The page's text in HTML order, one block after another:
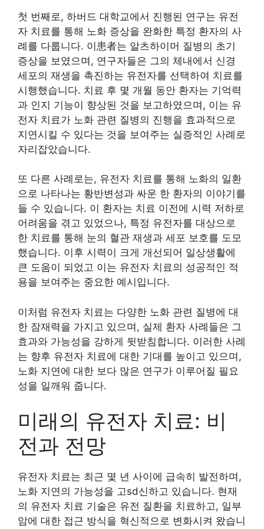
첫 번째로, 하버드 대학교에서 진행된 연구는 유전
자 치료를 통해 노화 증상을 완화한 특정 환자의 사
례를 다룹니다. 이患者는 알츠하이머 질병의 초기
증상을 보였으며, 연구자들은 그의 체내에서 신경
세포의 재생을 촉진하는 유전자를 선택하여 치료를
시행했습니다. 치료 후 몇 개월 동안 환자는 기억력
과 인지 기능이 향상된 것을 보고하였으며, 이는 유
전자 치료가 노화 관련 질병의 진행을 효과적으로
지연시킬 수 있다는 것을 보여주는 실증적인 사례로
자리잡았습니다.
또 다른 사례로는, 유전자 치료를 통해 노화의 일환
으로 나타나는 황반변성과 싸운 한 환자의 이야기를
들 수 있습니다. 이 환자는 치료 이전에 시력 저하로
어려움을 겪고 있었으나, 특정 유전자를 대상으로
한 치료를 통해 눈의 혈관 재생과 세포 보호를 도모
했습니다. 이후 시력이 크게 개선되어 일상생활에
큰 도움이 되었고 이는 유전자 치료의 성공적인 적
용을 보여주는 중요한 예시입니다.
이처럼 유전자 치료는 다양한 노화 관련 질병에 대
한 잠재력을 가지고 있으며, 실제 환자 사례들은 그
효과와 가능성을 강하게 뒷받침합니다. 이러한 사례
는 향후 유전자 치료에 대한 기대를 높이고 있으며,
노화 지연에 대한 보다 많은 연구가 이루어질 필요
성을 일깨워 줍니다.
미래의 유전자 치료: 비
전과 전망
유전자 치료는 최근 몇 년 사이에 급속히 발전하며,
노화 지연의 가능성을 고sd신하고 있습니다. 현재
의 유전자 치료 기술은 유전 질환을 치료하고, 일부
암에 대한 접근 방식을 혁신적으로 변화시켜 왔습니